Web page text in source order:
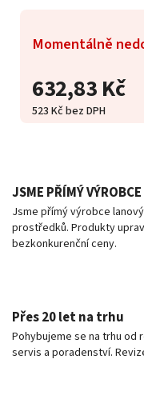
632,83 Kč
523 Kč bez DPH
Momentálně
JSME PŘÍMÝ VÝROBCE
Jsme přímý výrobce
prostředků. Produkty
bezkonkurenční ceny.
Přes 20 let na trhu
Pohybujeme se na trhu od
servis a poradenství.